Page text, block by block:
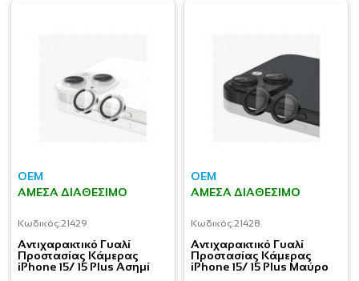
OEM
ΆΜΕΣΑ ΔΙΑΘΈΣΙΜΟ
Κωδικός:21429
Aντιχαρακτικό Γυαλί
Προστασίας Κάμερας
iPhone 15/ 15 Plus Ασημί
OEM
ΆΜΕΣΑ ΔΙΑΘΈΣΙΜΟ
Κωδικός:21428
Aντιχαρακτικό Γυαλί
Προστασίας Κάμερας
iPhone 15/ 15 Plus Μαύρο